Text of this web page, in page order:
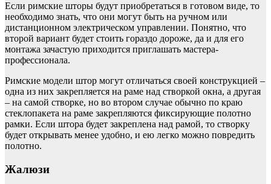
Если римские шторы будут приобретаться в готовом виде, то
необходимо знать, что они могут быть на ручном или
дистанционном электрическом управлении. Понятно, что
второй вариант будет стоить гораздо дороже, да и для его
монтажа зачастую приходится приглашать мастера-
профессионала.
Римские модели штор могут отличаться своей конструкцией –
одна из них закрепляется на раме над створкой окна, а другая
– на самой створке, но во втором случае обычно по краю
стеклопакета на раме закрепляются фиксирующие полотно
рамки. Если штора будет закреплена над рамой, то створку
будет открывать менее удобно, и ею легко можно повредить
полотно.
Жалюзи